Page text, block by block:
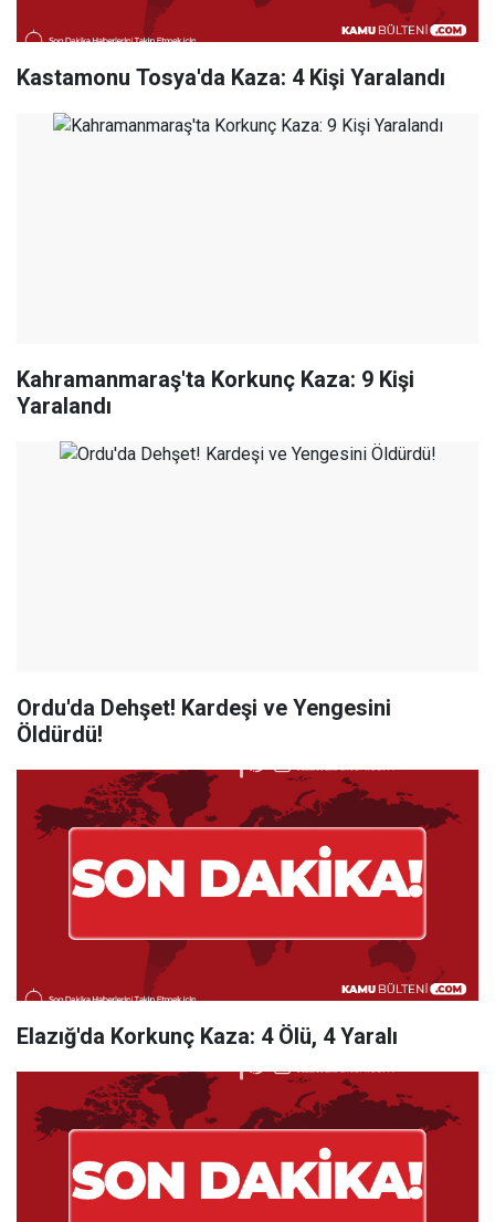
Kastamonu Tosya'da Kaza: 4 Kişi Yaralandı
Kahramanmaraş'ta Korkunç Kaza: 9 Kişi
Yaralandı
Ordu'da Dehşet! Kardeşi ve Yengesini
Öldürdü!
Elazığ'da Korkunç Kaza: 4 Ölü, 4 Yaralı